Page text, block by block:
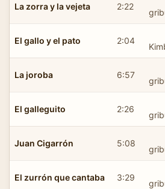
La zorra y la vejeta 2:22
El gallo y el pato 2:04
La joroba 6:57
El galleguito 2:26
Juan Cigarrón 5:08
El zurrón que cantaba 3:29